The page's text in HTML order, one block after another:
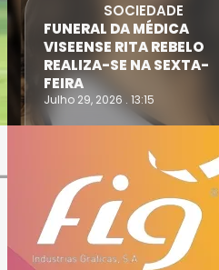
SOCIEDADE
FUNERAL DA MÉDICA
VISEENSE RITA REBELO
REALIZA-SE NA SEXTA-
FEIRA
Julho 29, 2026 . 13:15